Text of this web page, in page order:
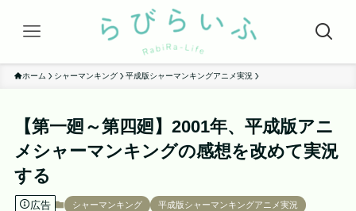
ホーム シャーマンキング 平成版シャーマンキングアニメ実況
【第一廻～第四廻】2001年、平成版アニ
メシャーマンキングの感想を改めて実況
する
広告 シャーマンキング 平成版シャーマンキングアニメ実況